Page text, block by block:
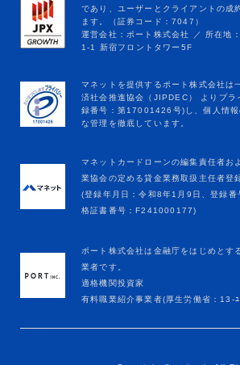
マネットカードローンの編集責任者お
業協会の定める貸金業務取扱主任者登
(登録年月日：令和8年1月9日、登録
格証書番号：F241000177)
ポート株式会社は金融庁をはじめとす
業者です。
適格機関投資家
有料職業紹介事業者(厚生労働省：13-